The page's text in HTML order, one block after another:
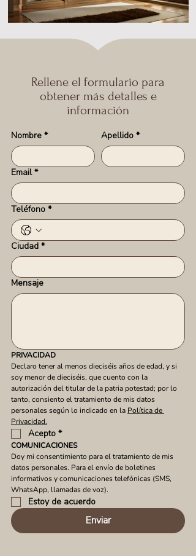
Rellene el formulario para
obtener más detalles e
información
Nombre * Apellido *
Email *
Teléfono *
Ciudad *
Mensaje
PRIVACIDAD
Declaro tener al menos dieciséis años de edad, y si
soy menor de dieciséis, que cuento con la
autorización del titular de la patria potestad; por lo
tanto, consiento el tratamiento de mis datos
personales según lo indicado en la Política de
Privacidad.
Acepto *
COMUNICACIONES
Doy mi consentimiento para el tratamiento de mis
datos personales. Para el envío de boletines
informativos y comunicaciones telefónicas (SMS,
WhatsApp, llamadas de voz).
Estoy de acuerdo
Enviar